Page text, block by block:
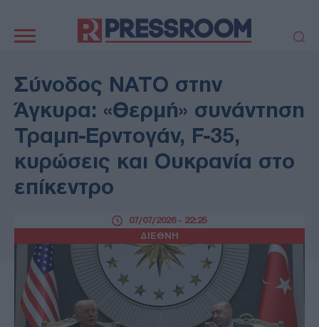
πλοήγηση
ΠΟΛΙΤΙΚΗ
ΕΚΚΛΗΣΙΑ
ΑΜΥΝΑ
ΔΙΕΘΝΗ
ΚΥΠΡΟΣ
MEDIA
LIFESTYLE
SPORTS
ΤΕΧΝΟΛΟΓΙΑ
ΠΑΡΑΞΕΝΑ
ΖΩΔΙΑ
ΑΡΘΡΟΓΡΑΦΙΑ
Σύνοδος ΝΑΤΟ στην
Άγκυρα: «Θερμή» συνάντηση
Τραμπ-Ερντογάν, F-35,
κυρώσεις και Ουκρανία στο
επίκεντρο
ΔΙΕΘΝΗ
07/07/2026 - 22:25